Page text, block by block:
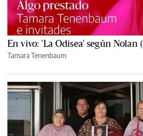
En vivo: 'La Odisea' según Nolan
Tamara Tenenbaum